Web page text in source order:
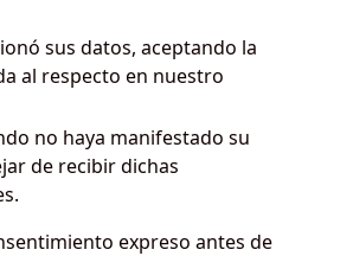
sus datos, aceptando la
al respecto en nuestro
no haya manifestado su
de recibir dichas
expreso antes de